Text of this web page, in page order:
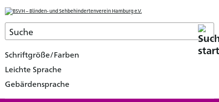
Schriftgröße/Farben
Leichte Sprache
Gebärdensprache